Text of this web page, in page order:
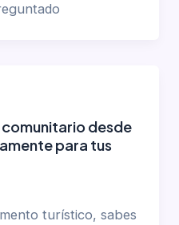
desde
para tus
turístico, sabes